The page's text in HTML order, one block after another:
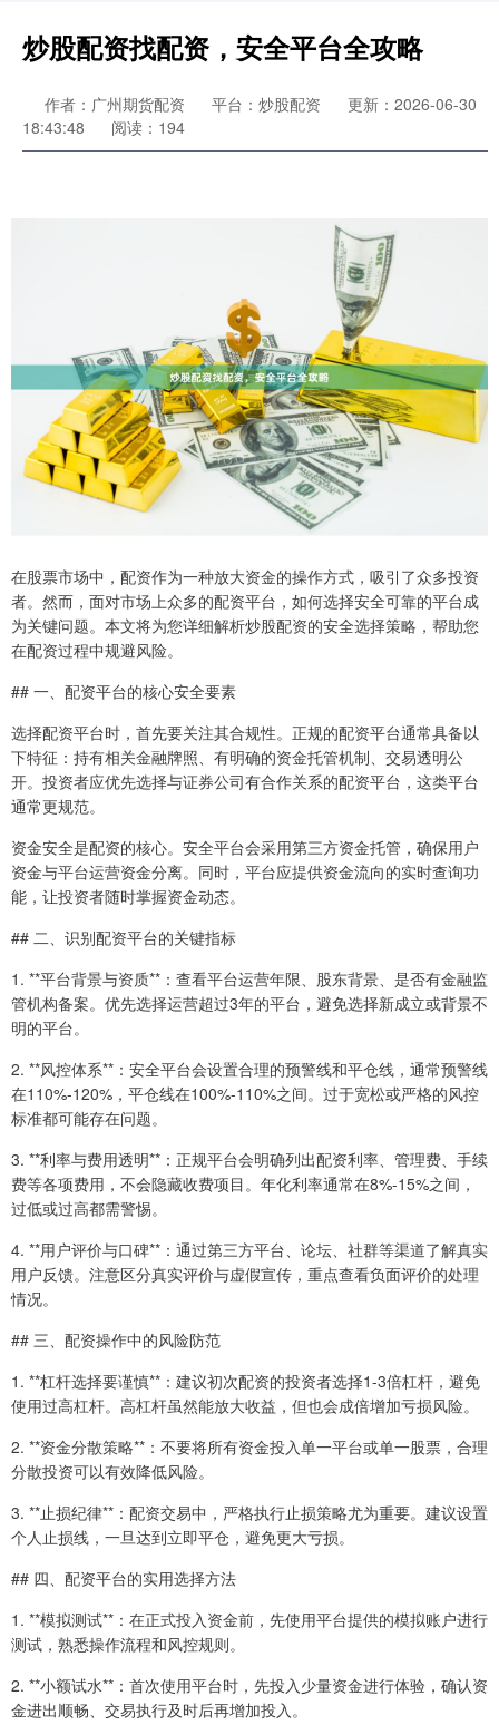
炒股配资找配资，安全平台全攻略
作者：广州期货配资 平台：炒股配资
更新：2026-06-30
18:43:48
阅读：194
在股票市场中，配资作为一种放大资金的操作方式，吸引了众多投资
者。然而，面对市场上众多的配资平台，如何选择安全可靠的平台成
为关键问题。本文将为您详细解析炒股配资的安全选择策略，帮助您
在配资过程中规避风险。
## 一、配资平台的核心安全要素
选择配资平台时，首先要关注其合规性。正规的配资平台通常具备以
下特征：持有相关金融牌照、有明确的资金托管机制、交易透明公
开。投资者应优先选择与证券公司有合作关系的配资平台，这类平台
通常更规范。
资金安全是配资的核心。安全平台会采用第三方资金托管，确保用户
资金与平台运营资金分离。同时，平台应提供资金流向的实时查询功
能，让投资者随时掌握资金动态。
## 二、识别配资平台的关键指标
1. **平台背景与资质**：查看平台运营年限、股东背景、是否有金融监
管机构备案。优先选择运营超过3年的平台，避免选择新成立或背景不
明的平台。
2. **风控体系**：安全平台会设置合理的预警线和平仓线，通常预警线
在110%-120%，平仓线在100%-110%之间。过于宽松或严格的风控
标准都可能存在问题。
3. **利率与费用透明**：正规平台会明确列出配资利率、管理费、手续
费等各项费用，不会隐藏收费项目。年化利率通常在8%-15%之间，
过低或过高都需警惕。
4. **用户评价与口碑**：通过第三方平台、论坛、社群等渠道了解真实
用户反馈。注意区分真实评价与虚假宣传，重点查看负面评价的处理
情况。
## 三、配资操作中的风险防范
1. **杠杆选择要谨慎**：建议初次配资的投资者选择1-3倍杠杆，避免
使用过高杠杆。高杠杆虽然能放大收益，但也会成倍增加亏损风险。
2. **资金分散策略**：不要将所有资金投入单一平台或单一股票，合理
分散投资可以有效降低风险。
3. **止损纪律**：配资交易中，严格执行止损策略尤为重要。建议设置
个人止损线，一旦达到立即平仓，避免更大亏损。
## 四、配资平台的实用选择方法
1. **模拟测试**：在正式投入资金前，先使用平台提供的模拟账户进行
测试，熟悉操作流程和风控规则。
2. **小额试水**：首次使用平台时，先投入少量资金进行体验，确认资
金进出顺畅、交易执行及时后再增加投入。